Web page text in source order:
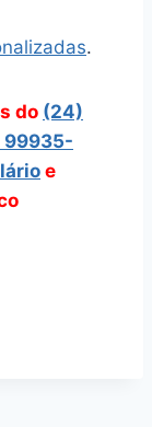
.
do (24)
99935-
e